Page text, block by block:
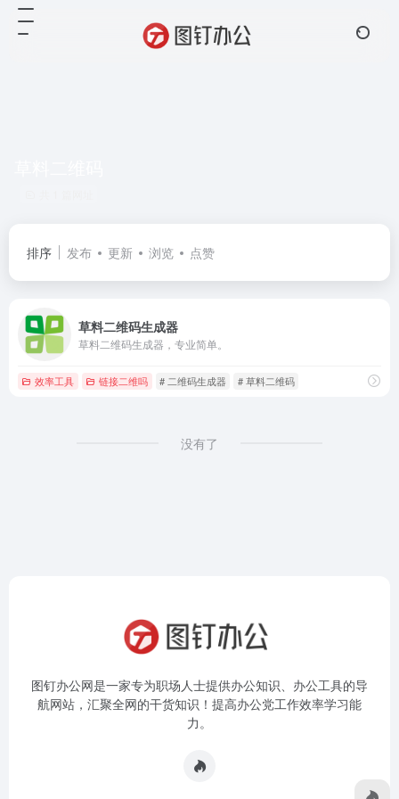
排序 发布 更新 浏览 点赞
草料二维码生成器
草料二维码生成器，专业简单。
效率工具 链接二维吗 # 二维码生成器 # 草料二维码
没有了
图钉办公网是一家专为职场人士提供办公知识、办公工具的导
航网站，汇聚全网的干货知识！提高办公党工作效率学习能
力。